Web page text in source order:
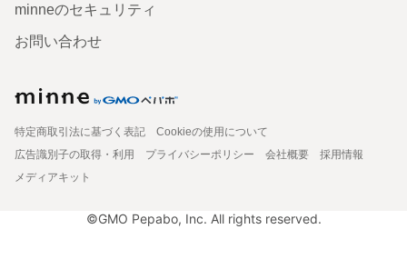
minneのセキュリティ
お問い合わせ
特定商取引法に基づく表記
Cookieの使用について
広告識別子の取得・利用
プライバシーポリシー 会社概要
採用情報
メディアキット
©GMO Pepabo, Inc. All rights reserved.